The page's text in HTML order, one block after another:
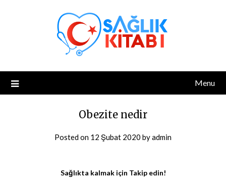
Menu
Obezite nedir
Posted on 12 Şubat 2020 byadmin
Sağlıkta kalmak için Takip edin!